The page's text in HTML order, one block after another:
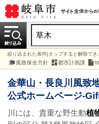
絞り込まれた条件[タップすると解除でき
風致保全方針 都市計画課
金華山・長良川風致
公式ホームページ-
川には、貴重な野生動植